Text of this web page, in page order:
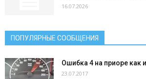
16.07.2026
ПОПУЛЯРНЫЕ СООБЩЕНИЯ
Ошибка 4 на приоре как
23.07.2017